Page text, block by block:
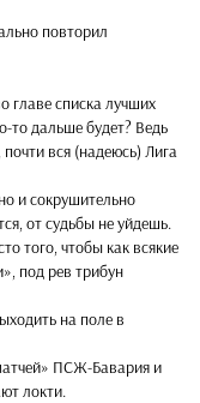
повторил
главе списка лучших
то дальше будет? Ведь
вся (надеюсь) Лига
и сокрушительно
от судьбы не уйдешь.
того, чтобы как всякие
под рев трибун
на поле в
ПСЖ-Бавария и
локти.